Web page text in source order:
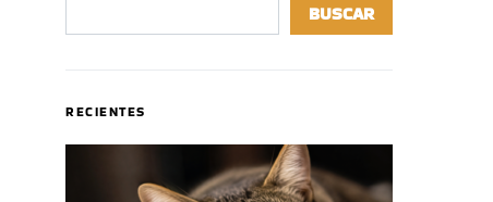
BUSCAR
RECIENTES